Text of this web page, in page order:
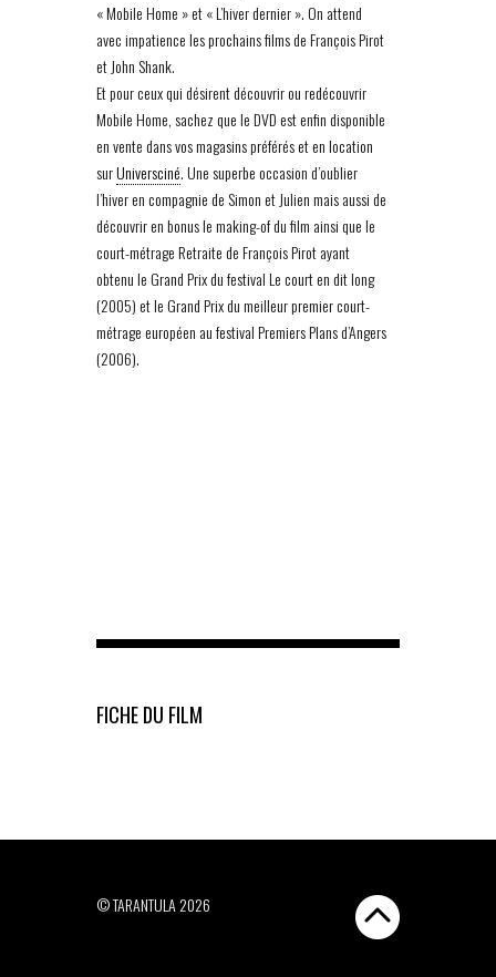
« Mobile Home » et « L’hiver dernier ». On attend
avec impatience les prochains films de François Pirot
et John Shank.
Et pour ceux qui désirent découvrir ou redécouvrir
Mobile Home, sachez que le DVD est enfin disponible
en vente dans vos magasins préférés et en location
surUniversciné. Une superbe occasion d’oublier
l’hiver en compagnie de Simon et Julien mais aussi de
découvrir en bonus le making-of du film ainsi que le
court-métrage Retraite de François Pirot ayant
obtenu le Grand Prix du festival Le court en dit long
(2005) et le Grand Prix du meilleur premier court-
métrage européen au festival Premiers Plans d’Angers
(2006).
FICHE DU FILM
© TARANTULA 2026